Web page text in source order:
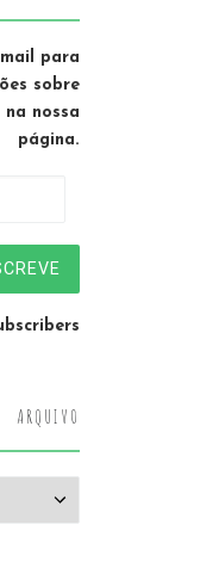
para
sobre
na nossa
página.
ARQUIVO